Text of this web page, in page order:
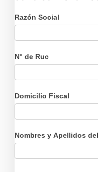
Razón Social
N° de Ruc
Domicilio Fiscal
Nombres y Apellidos